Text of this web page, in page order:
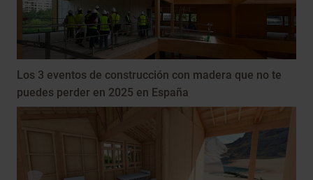
Los 3 eventos de construcción con madera que no te
puedes perder en 2025 en España